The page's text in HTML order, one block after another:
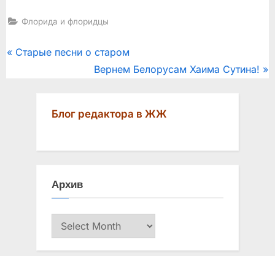
Флорида и флоридцы
Post
P
Старые песни о старом
N
t
o
Вернем Белорусам Хаима Сутина!
Блог редактора в ЖЖ
Архив
Архив